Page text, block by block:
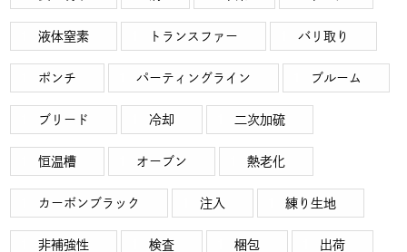
液体窒素 トランスファー バリ取り
ポンチ パーティングライン ブルーム
ブリード 冷却 二次加硫
恒温槽 オーブン 熱老化
カーボンブラック 注入 練り生地
非補強性 検査 梱包 出荷